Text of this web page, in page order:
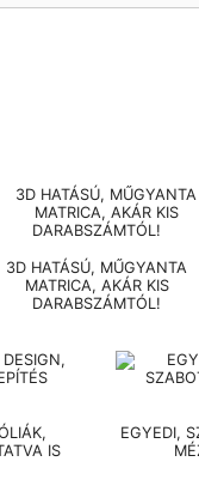
3D HATÁSÚ, MŰGYANTA
MATRICA, AKÁR KIS
DARABSZÁMTÓL!
IS
EGYEDI,